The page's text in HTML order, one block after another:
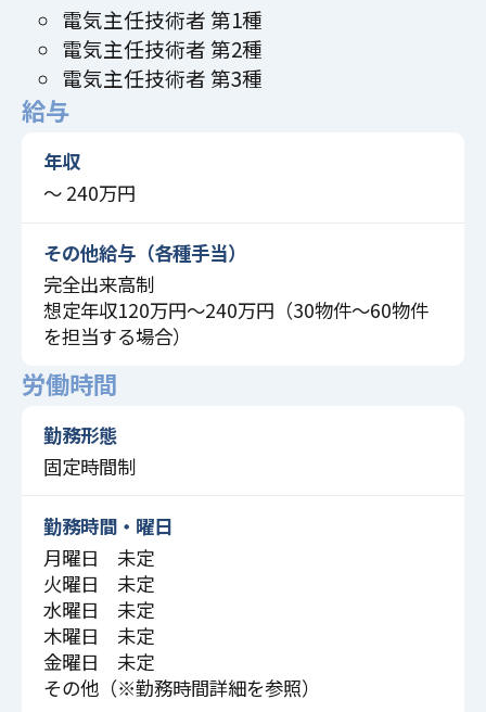
電気主任技術者 第1種
電気主任技術者 第2種
電気主任技術者 第3種
給与
年収
〜 240万円
その他給与（各種手当）
完全出来高制
想定年収120万円〜240万円（30物件～60物件
を担当する場合）
労働時間
勤務形態
固定時間制
勤務時間・曜日
月曜日 未定
火曜日 未定
水曜日 未定
木曜日 未定
金曜日 未定
その他（※勤務時間詳細を参照）